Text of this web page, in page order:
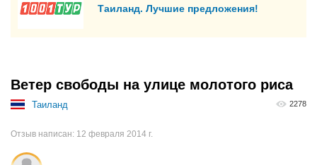
Таиланд. Лучшие предложения!
Ветер свободы на улице молотого риса
Таиланд 2278
Отзыв написан: 12 февраля 2014 г.